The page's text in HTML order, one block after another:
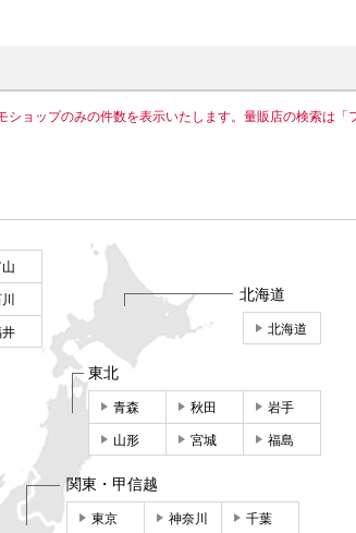
ショップのみの件数を表示いたします。量販店の検索は「
北海道
北海道
東北
青森 秋田 岩手
山形 宮城 福島
関東・甲信越
東京 神奈川 千葉